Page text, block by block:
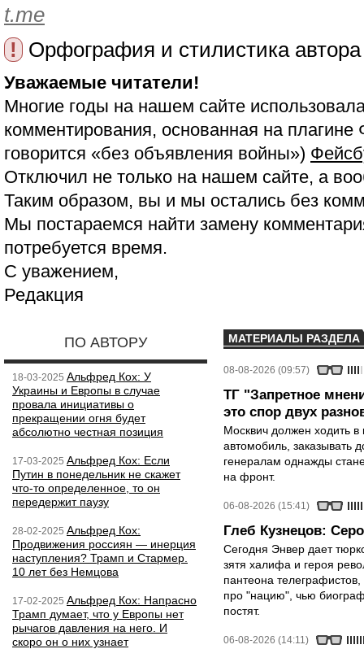
t.me
!
Орфография и стилистика
Уважаемые читатели!
Многие годы на нашем сайте
комментирования, основанная на
говорится «без объявления войны»)
Отключил не только на нашем сайте, а
Таким образом, вы и мы остались без
Мы постараемся найти замену
потребуется время.
С уважением,
Редакция
ПО АВТОРУ
18-03-2025 Альфред Кох: У
Украины и Европы в случае
провала инициативы о
прекращении огня будет
абсолютно честная позиция
17-03-2025 Альфред Кох: Если
Путин в понедельник не скажет
что-то определенное, то он
передержит паузу
28-02-2025 Альфред Кох:
Продвижения россиян — инерция
наступления? Трамп и Стармер.
10 лет без Немцова
17-02-2025 Альфред Кох: Напрасно
Трамп думает, что у Европы нет
рычагов давления на него. И
скоро он о них узнает
МАТЕРИАЛЫ РАЗДЕЛА
08-08-2026 (09:57)
ТГ "Запретное
это спор двух
Москвич должен ходить в
автомобиль, заказывать
генералам однажды
на фронт.
06-08-2026 (15:41)
Глеб Кузнецов:
Сегодня Энвер дает
зятя халифа и героя
пантеона
про "нацию", чью
постят.
06-08-2026 (14:11)